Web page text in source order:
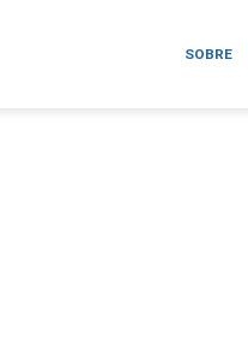
SOBRE